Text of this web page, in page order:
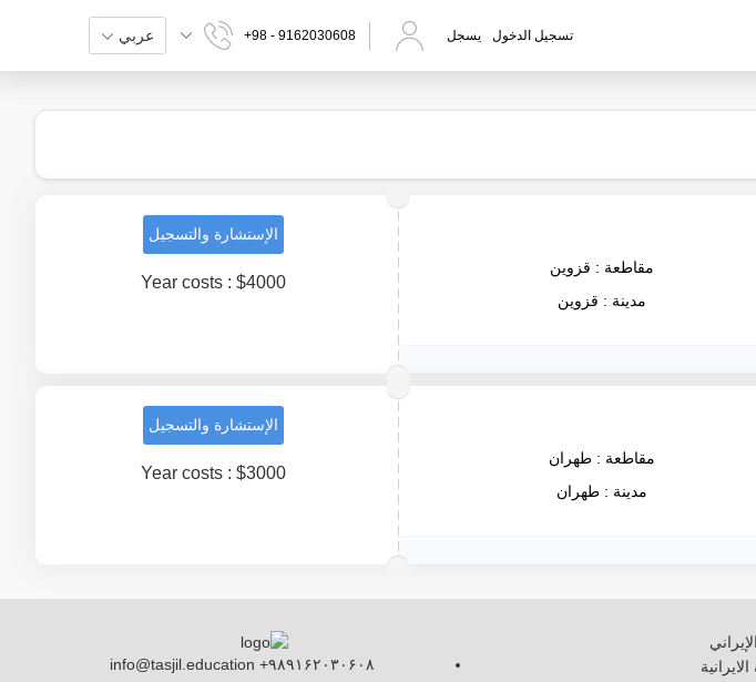
تسجيل الدخول يسجل +98 - 9162030608 عربي
مقاطعة : قزوين
مدينة : قزوين
الإستشارة والتسجيل
Year costs : $4000
مقاطعة : طهران
مدينة : طهران
الإستشارة والتسجيل
Year costs : $3000
info@tasjil.education +۹۸۹۱۶۲۰۳۰۶۰۸